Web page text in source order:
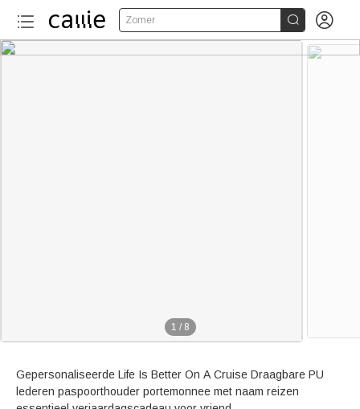
Zomer  
1 / 8
Gepersonaliseerde Life Is Better On A Cruise Draagbare PU
lederen paspoorthouder portemonnee met naam reizen